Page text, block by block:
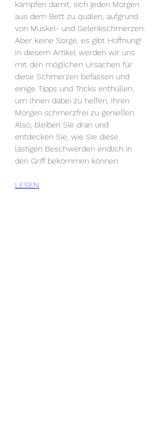
kämpfen damit, sich jeden Morgen
aus dem Bett zu quälen, aufgrund
von Muskel- und Gelenkschmerzen.
Aber keine Sorge, es gibt Hoffnung!
In diesem Artikel werden wir uns
mit den möglichen Ursachen für
diese Schmerzen befassen und
einige Tipps und Tricks enthüllen,
um Ihnen dabei zu helfen, Ihren
Morgen schmerzfrei zu genießen.
Also, bleiben Sie dran und
entdecken Sie, wie Sie diese
lästigen Beschwerden endlich in
den Griff bekommen können.
LESEN